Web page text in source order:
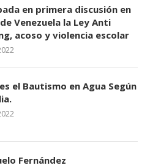
en primera discusión en
Venezuela la Ley Anti
acoso y violencia escolar
el Bautismo en Agua Según
Fernández